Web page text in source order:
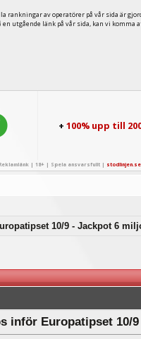
rankningar av operatörer på vår sida är
utgående länk på vår sida, kan vi
+100% upp till
Reklamlänk | 18+ | Spela ansvarsfullt | stodlinjen.se
10/9 - Jackpot 6
inför Europatipset 10/